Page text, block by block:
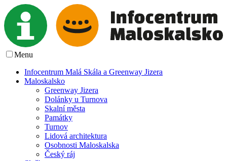
Menu
Infocentrum Malá Skála a Greenway Jizera
Maloskalsko
Greenway Jizera
Dolánky u Turnova
Skalní města
Památky
Turnov
Lidová architektura
Osobnosti Maloskalska
Český ráj